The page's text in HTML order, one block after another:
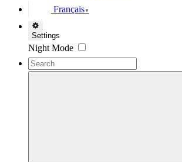
Français ▼
Settings
Night Mode